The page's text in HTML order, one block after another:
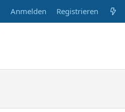
Anmelden Registrieren